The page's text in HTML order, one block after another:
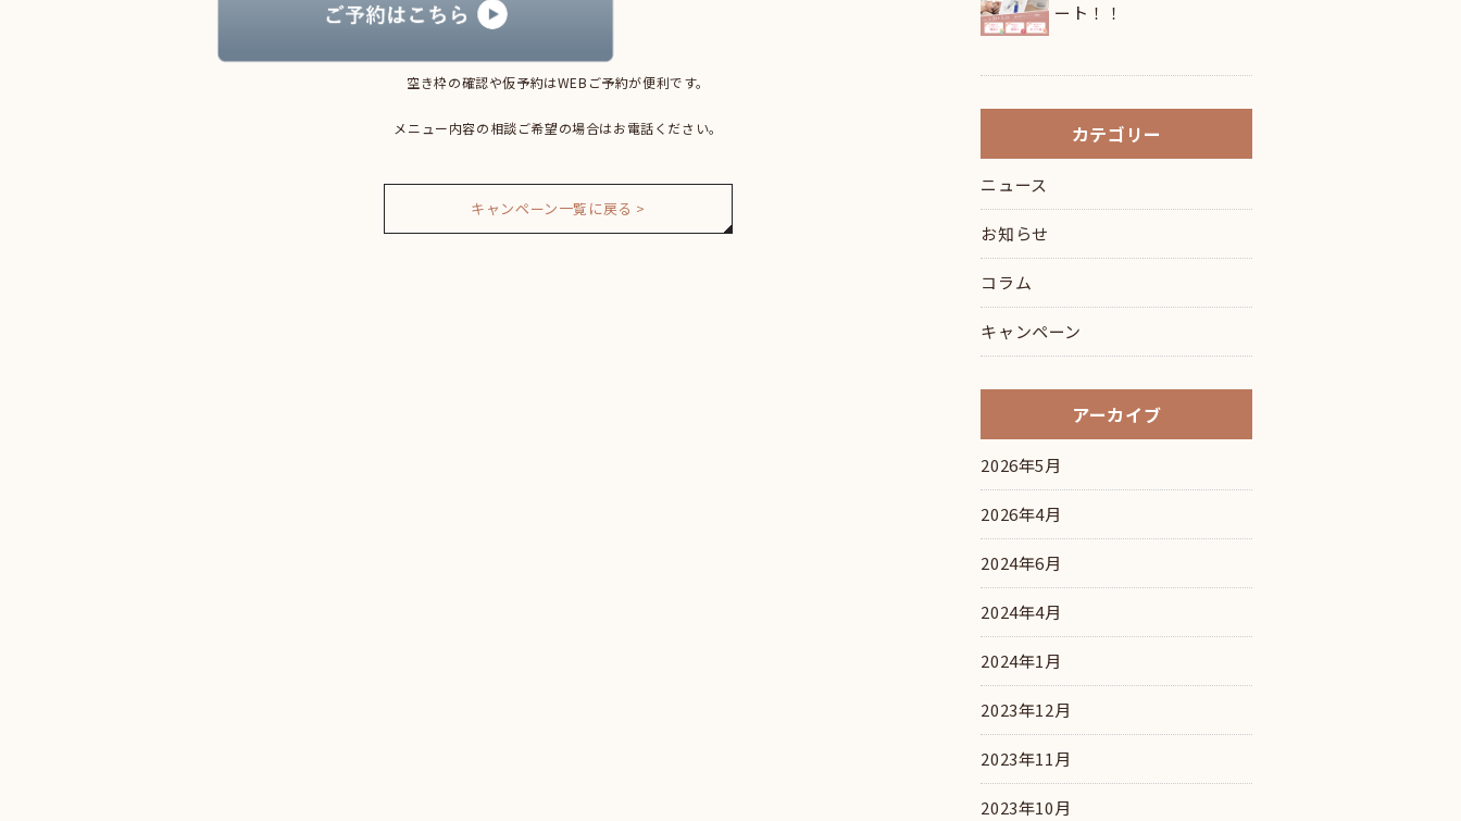
空き枠の確認や仮予約はWEBご予約が便利です。
メニュー内容の相談ご希望の場合はお電話ください。
キャンペーン一覧に戻る >
ート！！
カテゴリー
ニュース
お知らせ
コラム
キャンペーン
アーカイブ
2026年5月
2026年4月
2024年6月
2024年4月
2024年1月
2023年12月
2023年11月
2023年10月